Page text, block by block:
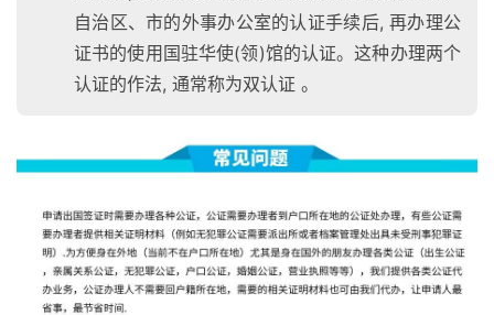
自治区、市的外事办公室的认证手续后, 再办理公
证书的使用国驻华使(领)馆的认证。这种办理两个
认证的作法, 通常称为双认证 。